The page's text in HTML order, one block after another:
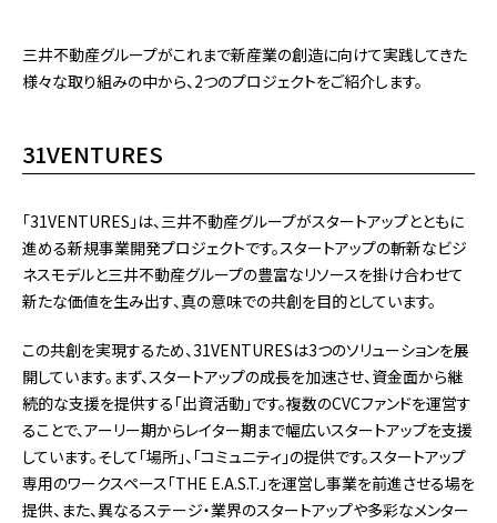
三井不動産グループがこれまで新産業の創造に向けて実践してきた
様々な取り組みの中から、2つのプロジェクトをご紹介します。
31VENTURES
「31VENTURES」は、三井不動産グループがスタートアップとともに
進める新規事業開発プロジェクトです。スタートアップの斬新なビジ
ネスモデルと三井不動産グループの豊富なリソースを掛け合わせて
新たな価値を生み出す、真の意味での共創を目的としています。
この共創を実現するため、31VENTURESは3つのソリューションを展
開しています。まず、スタートアップの成長を加速させ、資金面から継
続的な支援を提供する「出資活動」です。複数のCVCファンドを運営す
ることで、アーリー期からレイター期まで幅広いスタートアップを支援
しています。そして「場所」、「コミュニティ」の提供です。スタートアップ
専用のワークスペース「THE E.A.S.T.」を運営し事業を前進させる場を
提供、また、異なるステージ・業界のスタートアップや多彩なメンター